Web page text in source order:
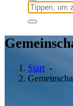
Suchen
nach:
Start -